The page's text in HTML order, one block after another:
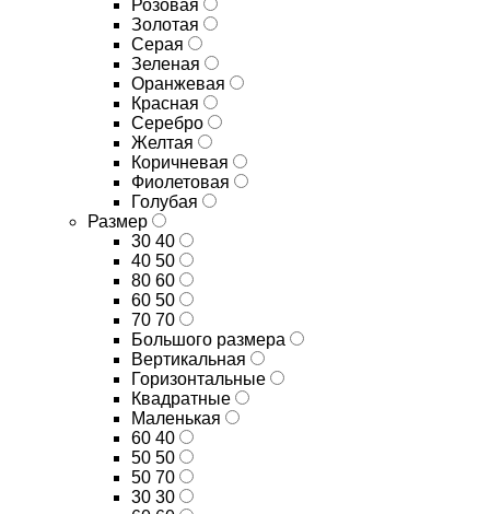
Розовая
Золотая
Серая
Зеленая
Оранжевая
Красная
Серебро
Желтая
Коричневая
Фиолетовая
Голубая
Размер
30 40
40 50
80 60
60 50
70 70
Большого размера
Вертикальная
Горизонтальные
Квадратные
Маленькая
60 40
50 50
50 70
30 30